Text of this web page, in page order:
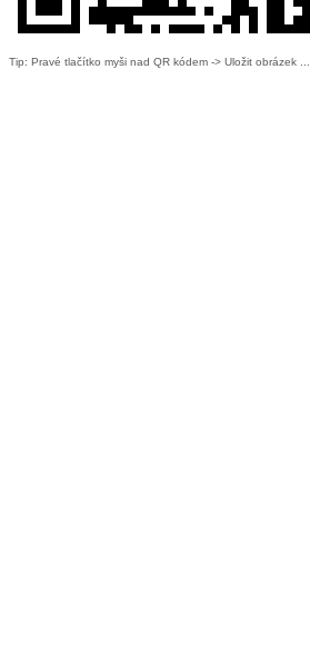
Tip: Pravé tlačítko myši nad QR kódem -> Uložit obrázek ...